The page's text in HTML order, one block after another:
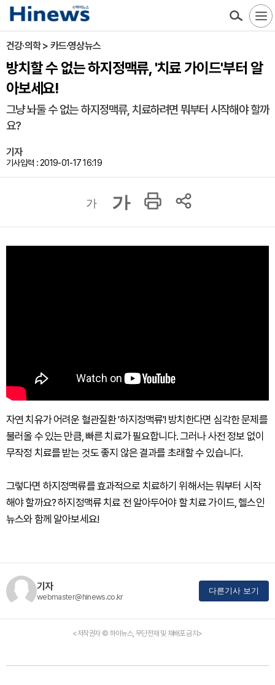
건강·의학 > 카드·영상뉴스
방치할 수 없는 하지정맥류, '치료 가이드'부터 알
아보세요!
그냥 놔둘 수 없는 하지정맥류, 치료하려면 뭐부터 시작해야 할까
요?
기자
기사입력 : 2019-01-17 16:19
가 가
자연 치유가 어려운 혈관질환 '하지정맥류'! 방치한다면 심각한 문제를
불러올 수 있는 만큼, 빠른 치료가 필요합니다. 그러나 사전 정보 없이
무작정 치료를 받는 것도 좋지 않은 결과를 초래할 수 있습니다.
그렇다면 하지정맥류를 효과적으로 치료하기 위해서는 뭐부터 시작
해야 할까요? 하지정맥류 치료 전 알아두어야 할 치료 가이드, 헬스인
뉴스와 함께 알아보세요!
기자
webmaster@hinews.co.kr
다른기사 보기
<저작권자 © 하이뉴스, 무단전재 및 재배포 금지>